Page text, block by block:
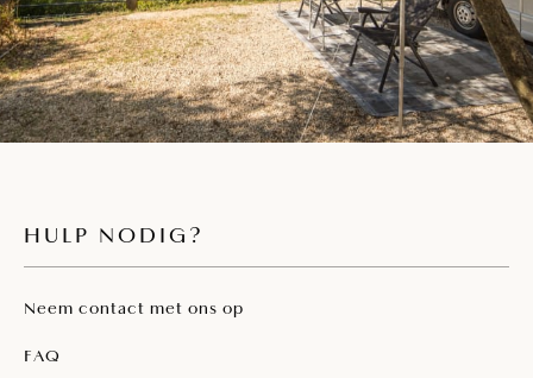
HULP NODIG?
Neem contact met ons op
FAQ